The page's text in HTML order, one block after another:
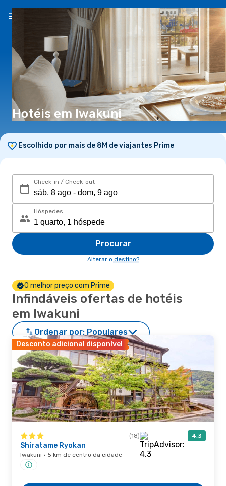
PT(€)
Hotéis em Iwakuni
Escolhido por mais de 8M de viajantes Prime
Check-in / Check-out
Hóspedes
Procurar
Alterar o destino?
O melhor preço com Prime
Infindáveis ofertas de hotéis
em Iwakuni
Ordenar por: Populares
Desconto adicional disponível
(18) 4,3
Shiratame Ryokan
Iwakuni · 5 km de centro da cidade